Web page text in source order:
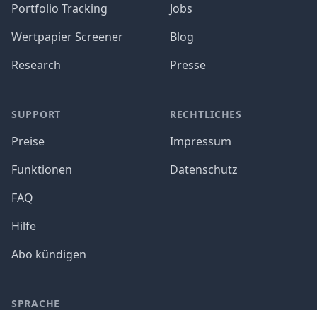
Portfolio Tracking
Wertpapier Screener
Research
SUPPORT
Preise
Funktionen
FAQ
Hilfe
Abo kündigen
Jobs
Blog
Presse
RECHTLICHES
Impressum
Datenschutz
SPRACHE